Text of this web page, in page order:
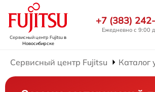
Сервисный центр Fujitsuв
Новосибирске
+7 (383)
Ежедневно с 9:00
Сервисный центр Fujitsu Каталог